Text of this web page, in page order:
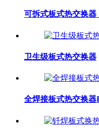
可拆式板式热交换器
卫生级板式热交换器
全焊接板式热交换器